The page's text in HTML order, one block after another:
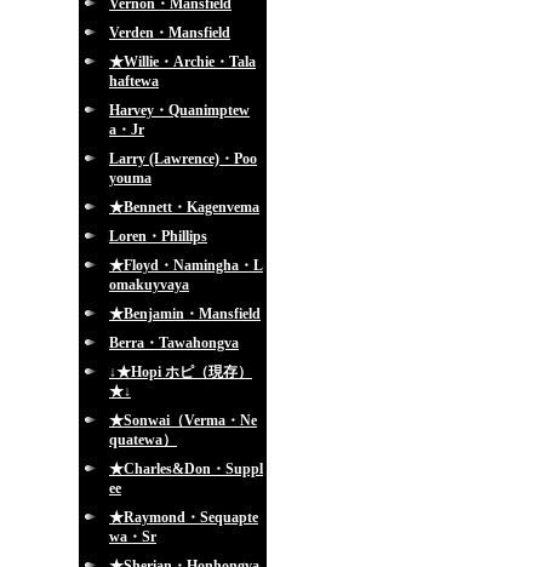
Vernon・Mansfield
Verden・Mansfield
★Willie・Archie・Tala
haftewa
Harvey・Quanimptew
a・Jr
Larry (Lawrence)・Poo
youma
★Bennett・Kagenvema
Loren・Phillips
★Floyd・Namingha・L
omakuyvaya
★Benjamin・Mansfield
Berra・Tawahongva
↓★Hopi ホピ（現存）
★↓
★Sonwai（Verma・Ne
quatewa）
★Charles&Don・Suppl
ee
★Raymond・Sequapte
wa・Sr